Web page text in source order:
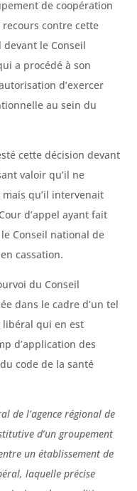
de coopération
contre cette
le Conseil
a procédé à son
d’exercer
au sein du
cette décision devant
valoir qu’il ne
qu’il intervenait
d’appel ayant fait
Conseil national de
cassation.
du Conseil
dans le cadre d’un tel
libéral qui en est
d’application des
code de la santé
de l’agence régional de
d’un groupement
un établissement de
laquelle précise